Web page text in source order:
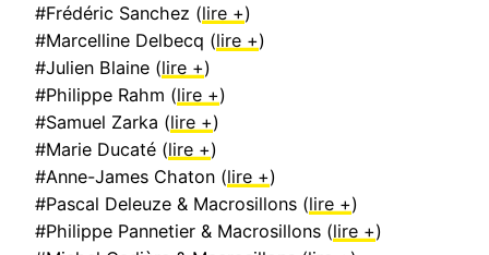
#Frédéric Sanchez (lire +)
#Marcelline Delbecq (lire +)
#Julien Blaine (lire +)
#Philippe Rahm (lire +)
#Samuel Zarka (lire +)
#Marie Ducaté (lire +)
#Anne-James Chaton (lire +)
#Pascal Deleuze & Macrosillons (lire +)
#Philippe Pannetier & Macrosillons (lire +)